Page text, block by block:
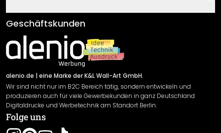
Klebe- und Montageanleitungen
Newsletter An-/Abmeldung
Sendungsverfolgung
AGB
Impressum
Versand & Zahlung
Rücksendung
Widerrufsrecht
Datenschutzerklärung
Gewährleistung
Geschäftskunden
alenio.de | eine Marke der K&L Wall-Art GmbH.
Wir sind nicht nur im B2C Bereich tätig, sondern entwickeln und
produzieren auch für viele Gewerbekunden in ganz Deutschland
Digitaldrucke und Werbetechnik am Standort Berlin.
Folge uns